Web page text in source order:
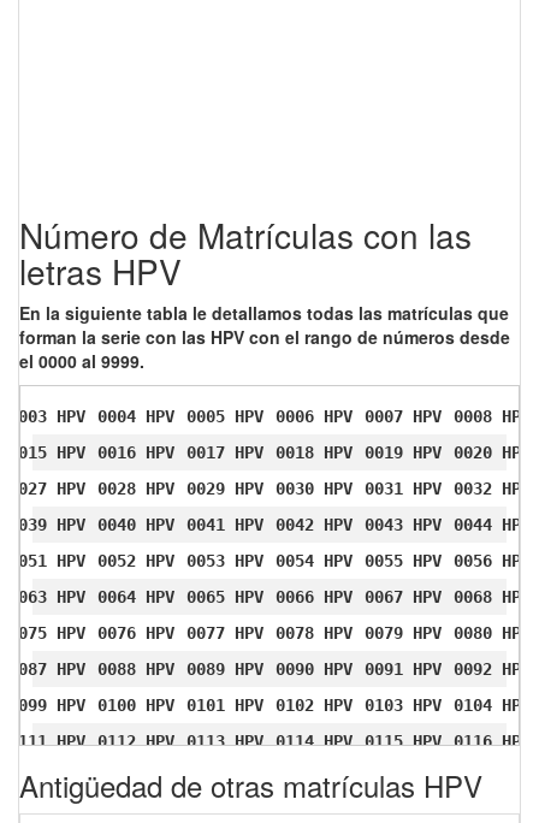
Número de Matrículas con las
letras HPV
En la siguiente tabla le detallamos todas las matrículas que
forman la serie con las HPV con el rango de números desde
el 0000 al 9999.
0003 HPV 0004 HPV 0005 HPV 0006 HPV 0007 HPV
0008 HPV
0015 HPV
0016 HPV 0017 HPV 0018 HPV 0019 HPV
0020 HPV
0027 HPV
0028 HPV 0029 HPV 0030 HPV 0031 HPV
0032 HPV
0039 HPV
0040 HPV 0041 HPV 0042 HPV 0043 HPV
0044 HPV
0051 HPV
0052 HPV 0053 HPV 0054 HPV 0055 HPV
0056 HPV
0063 HPV
0064 HPV 0065 HPV 0066 HPV 0067 HPV
0068 HPV
0075 HPV
0076 HPV 0077 HPV 0078 HPV 0079 HPV
0080 HPV
0087 HPV
0088 HPV 0089 HPV 0090 HPV 0091 HPV
0092 HPV
0099 HPV
0100 HPV 0101 HPV 0102 HPV 0103 HPV
0104 HPV
0111 HPV
0112 HPV 0113 HPV 0114 HPV 0115 HPV
0116 HPV
0123 HPV
0124 HPV 0125 HPV 0126 HPV 0127 HPV
0128 HPV
0135 HPV
0136 HPV 0137 HPV 0138 HPV 0139 HPV
0140 HPV
Antigüedad de otras matrículas HPV